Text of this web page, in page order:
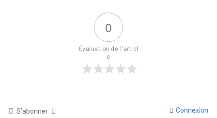
0
Évaluation de l'articl
e
S’abonner Connexion